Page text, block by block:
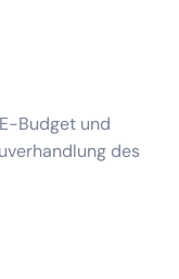
Budget und
des